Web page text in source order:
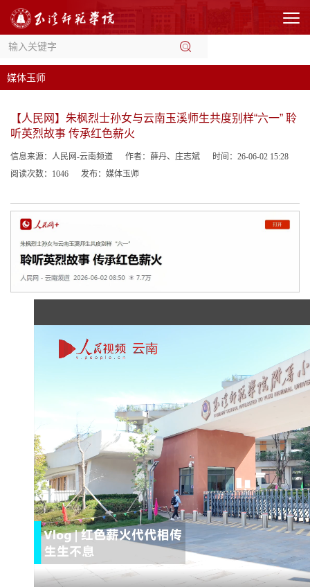
媒体玉师
【人民网】朱枫烈士孙女与云南玉溪师生共度别样“六一” 聆
听英烈故事 传承红色薪火
信息来源：人民网-云南频道 作者：薛丹、庄志斌
时间：26-06-02 15:28
阅读次数： 1046 发布：媒体玉师